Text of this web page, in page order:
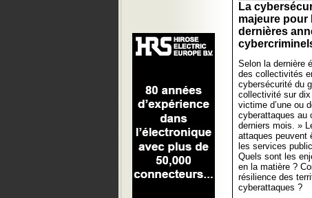
La
majeure pour
dernières
Selon la dernière
des collectivités
cybersécurité du
collectivité sur
victime d’une ou
cyberattaques au
derniers mois. »
attaques peuvent
les services
Quels sont les
en la matière ?
résilience des
cyberattaques ?